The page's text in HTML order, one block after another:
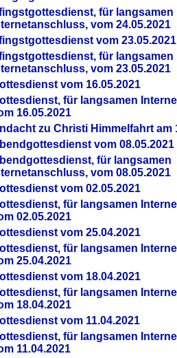
für langsamen
vom 24.05.2021
vom 23.05.2021
für langsamen
vom 23.05.2021
vom 16.05.2021
für langsamen
16.05.2021
zu Christi Himmelfahrt am
vom 08.05.2021
für langsamen
vom 08.05.2021
vom 02.05.2021
für langsamen
02.05.2021
vom 25.04.2021
für langsamen
25.04.2021
vom 18.04.2021
für langsamen
18.04.2021
vom 11.04.2021
für langsamen
11.04.2021